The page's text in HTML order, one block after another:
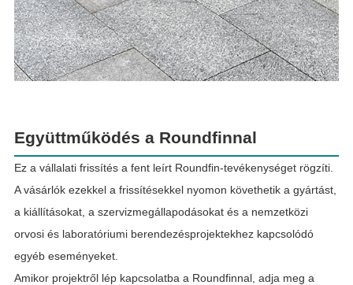
Együttműködés a Roundfinnal
Ez a vállalati frissítés a fent leírt Roundfin-tevékenységet rögzíti.
A vásárlók ezekkel a frissítésekkel nyomon követhetik a gyártást,
a kiállításokat, a szervizmegállapodásokat és a nemzetközi
orvosi és laboratóriumi berendezésprojektekhez kapcsolódó
egyéb eseményeket.
Amikor projektről lép kapcsolatba a Roundfinnal, adja meg a